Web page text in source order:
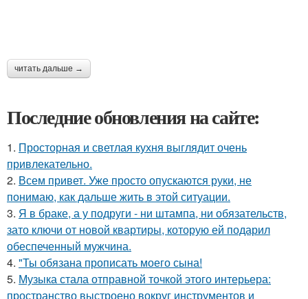
читать дальше →
Последние обновления на сайте:
1. Просторная и светлая кухня выглядит очень
привлекательно.
2. Всем привет. Уже просто опускаются руки, не
понимаю, как дальше жить в этой ситуации.
3. Я в браке, а у подруги - ни штампа, ни обязательств,
зато ключи от новой квартиры, которую ей подарил
обеспеченный мужчина.
4. "Ты обязана прописать моего сына!
5. Музыка стала отправной точкой этого интерьера:
пространство выстроено вокруг инструментов и